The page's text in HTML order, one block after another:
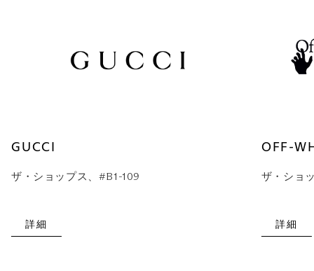
GUCCI
ザ・ショップス、#B1-109
詳細
OFF-
ザ・ショ
詳細